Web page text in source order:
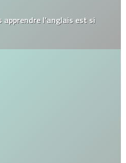
l’anglais est si